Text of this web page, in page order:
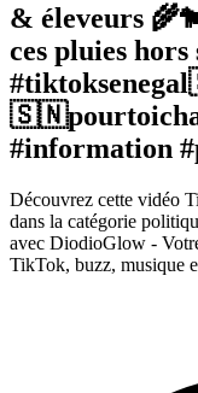
& éleveurs
ces pluies
#information
Découvrez cette vidéo
dans la catégorie
avec DiodioGlow -
TikTok, buzz, musique